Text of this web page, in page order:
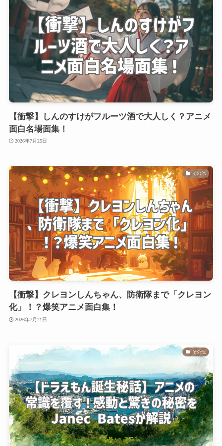
【衝撃】しんのすけがフルーツ酒で大人しく？アニメ
面白名場面集！
2026年7月25日
その他
【衝撃】クレヨンしんちゃん、防衛隊まで「クレヨン
化」！？爆笑アニメ面白集！
2026年7月21日
その他